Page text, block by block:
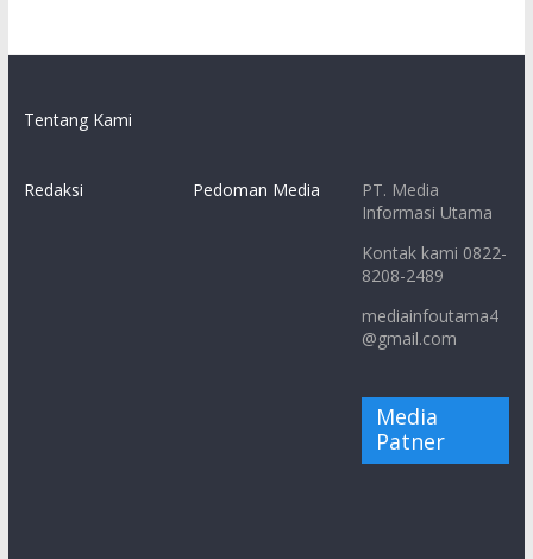
Tentang Kami
Redaksi Pedoman Media
PT. Media
Informasi Utama
Kontak kami 0822-
8208-2489
mediainfoutama4
@gmail.com
Media
Patner